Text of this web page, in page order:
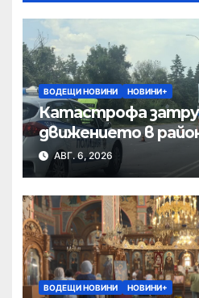
ВОДЕЩИ НОВИНИ НОВИНИ+
Катастрофа
движението в
Хиподрума
АВГ. 6, 2026
ВОДЕЩИ НОВИНИ НОВИНИ+